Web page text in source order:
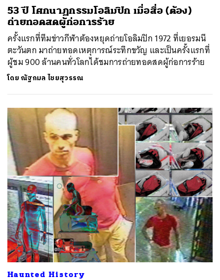
53 ปี โศกนาฏกรรมโอลิมปิก เมื่อสื่อ (ต้อง)
ถ่ายทอดสดผู้ก่อการร้าย
ครั้งแรกที่ทีมข่าวกีฬาต้องหยุดถ่ายโอลิมปิก 1972 ที่เยอรมนี
ตะวันตก มาถ่ายทอดเหตุการณ์ระทึกขวัญ และเป็นครั้งแรกที่
ผู้ชม 900 ล้านคนทั่วโลกได้ชมการถ่ายทอดสดผู้ก่อการร้าย
โดย ณัฐกมล ไชยสุวรรณ
Haunted History
SHARE TWEET LINE EMAIL